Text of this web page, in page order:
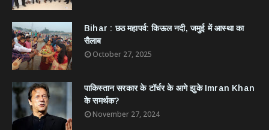
Bihar : छठ महापर्व: किऊल नदी, जमुई में आस्था का
सैलाब
October 27, 2025
​पाकिस्तान सरकार के टॉर्चर के आगे झुके Imran Khan
के समर्थक?
November 27, 2024